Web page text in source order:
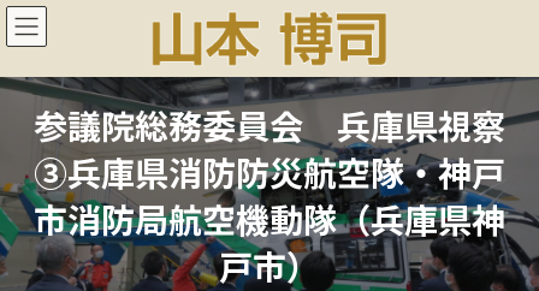
コ
ン
ン
キ
ッ
プ
ナ
ビ
ー
に
移
動
参議院総務委員会 兵庫県視察
③兵庫県消防防災航空隊・神戸
市消防局航空機動隊（兵庫県神
戸市）